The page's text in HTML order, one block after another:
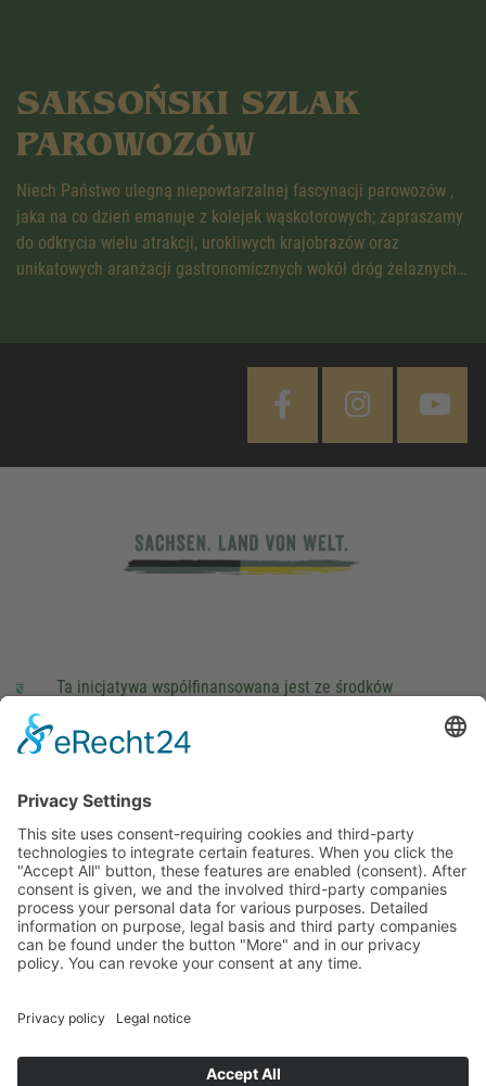
SAKSOŃSKI SZLAK
PAROWOZÓW
Niech Państwo ulegną niepowtarzalnej fascynacji parowozów ,
jaka na co dzień emanuje z kolejek wąskotorowych; zapraszamy
do odkrycia wielu atrakcji, urokliwych krajobrazów oraz
unikatowych aranżacji gastronomicznych wokół dróg żelaznych…
Ta inicjatywa współfinansowana jest ze środków
parlamentarzystów Landtagu Saksońskiego budżetu.
stopka redakcyjna
This site uses consent-requiring cookies and third-party
technologies to integrate certain features. When you click the
"Accept All" button, these features are enabled (consent).
After consent is given, we and the involved third-party
companies process your personal data for various purposes.
companies can be found under the button "More" and in our